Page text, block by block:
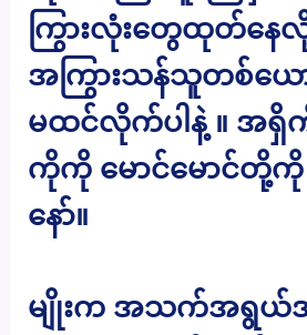
ကြွားလုံးတွေထုတ်နေ
အကြွားသန်သူတစ်ယ
မထင်လိုက်ပါနဲ့ ။ အရှိ
ကိုကို မောင်မောင်တို့ကို
နော်။
မျိုးက အသက်အရွယ်အာ